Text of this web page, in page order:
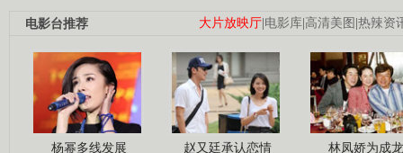
大片放映厅|电影库|高清美图 |热辣资
电影台推荐
杨幂多线发展
赵又廷承认恋情
林凤娇为成龙